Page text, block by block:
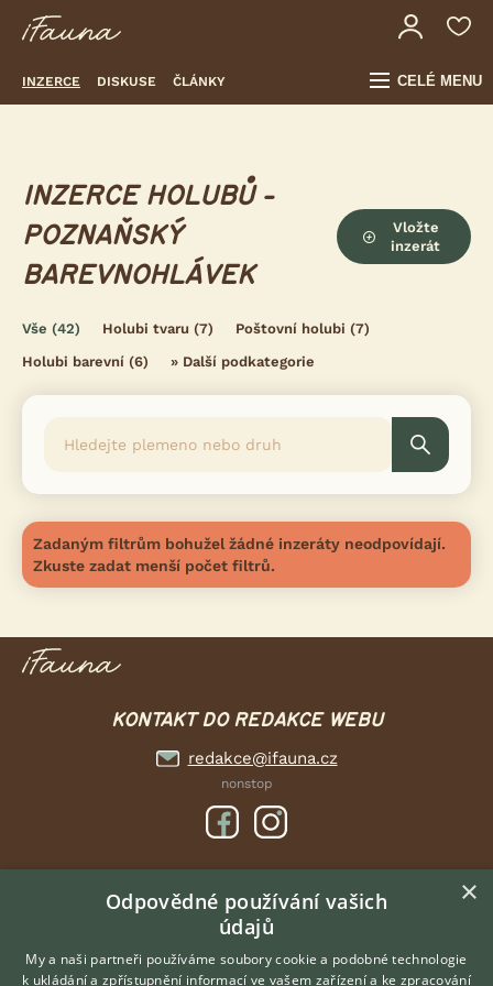
INZERCE DISKUSE ČLÁNKY CELÉ MENU
INZERCE HOLUBŮ -
POZNAŇSKÝ
BAREVNOHLÁVEK
Vložte
inzerát
Vše (42) Holubi tvaru (7) Poštovní holubi (7)
Holubi barevní (6) » Další podkategorie
Zadaným filtrům bohužel žádné inzeráty neodpovídají.
Zkuste zadat menší počet filtrů.
KONTAKT DO REDAKCE WEBU
redakce@ifauna.cz
nonstop
DOMOVSKÁ STRÁNKA
INZERCE
DISKUSE
ČLÁNKY
×
Odpovědné používání vašich
údajů
My a naši partneři používáme soubory cookie a podobné technologie
k ukládání a zpřístupnění informací ve vašem zařízení a ke zpracování